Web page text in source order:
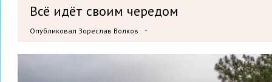
Всё идёт своим чередом
Опубликовал Зореслав Волков